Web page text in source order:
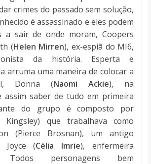
crimes do passado sem solução,
é assassinado e eles podem
a sair de onde moram, Coopers
(Helen Mirren), ex-espiã do MI6,
da história. Esperta e
arruma uma maneira de colocar a
Donna (Naomi Ackie), na
assim saber de tudo em primeira
do grupo é composto por
Kingsley) que trabalhava como
(Pierce Brosnan), um antigo
Joyce (Célia Imrie), enfermeira
Todos personagens bem